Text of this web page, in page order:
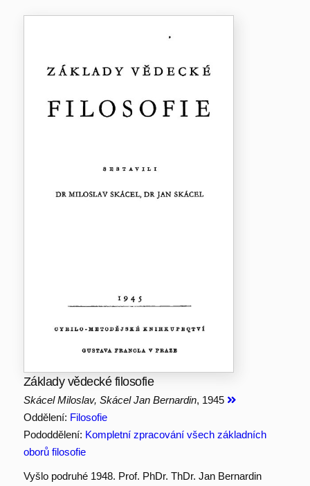
Základy vědecké filosofie
Skácel Miloslav, Skácel Jan Bernardin, 1945
Oddělení: Filosofie
Pododdělení: Kompletní zpracování všech základních
oborů filosofie
Vyšlo podruhé 1948. Prof. PhDr. ThDr. Jan Bernardin